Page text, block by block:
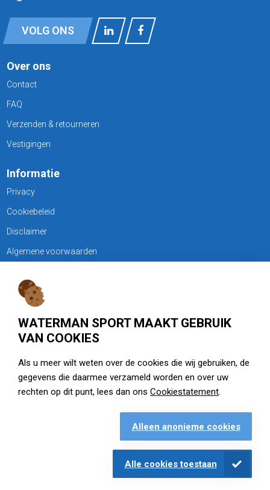
WATERMAN SPORT MAAKT GEBRUIK
VAN COOKIES
Als u meer wilt weten over de cookies die wij gebruiken, de
gegevens die daarmee verzameld worden en over uw
rechten op dit punt, lees dan ons Cookiestatement
Alleen anonieme cookies
Alle cookies toestaan
VOLG ONS
Over ons
Contact
FAQ
Verzenden & retourneren
Vestigingen
Informatie
Privacy
Cookiebeleid
Disclaimer
Algemene voorwaarden
KLANTENSERVICE
Treubweg 15-17, 1112 BA Diemen
020 - 6901044
Openingstijden
zie watermansport.nl